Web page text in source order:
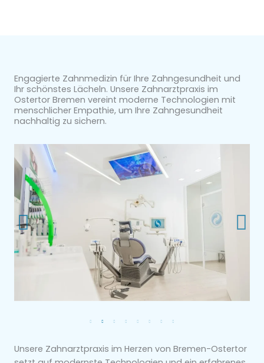
Engagierte Zahnmedizin für Ihre Zahngesundheit und
Ihr schönstes Lächeln. Unsere Zahnarztpraxis im
Ostertor Bremen vereint moderne Technologien mit
menschlicher Empathie, um Ihre Zahngesundheit
nachhaltig zu sichern.
Unsere Zahnarztpraxis im Herzen von Bremen-Ostertor